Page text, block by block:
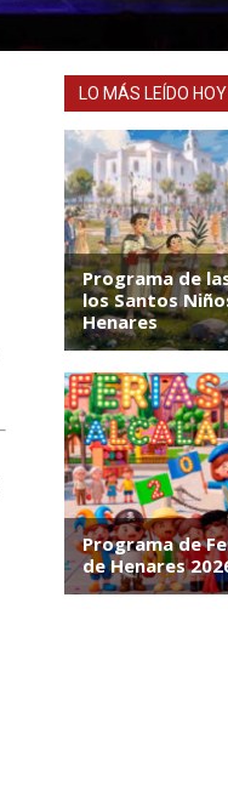
LO MÁS LEÍDO HOY